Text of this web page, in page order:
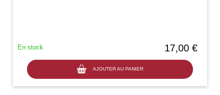
17,00 €
AJOUTER AU PANIER
En stock